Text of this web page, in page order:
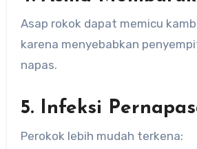
Asap rokok dapat memicu
karena menyebabkan
napas.
5. Infeksi
Perokok lebih mudah terkena: